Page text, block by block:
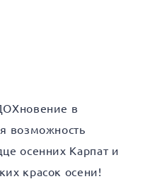
в
возможность
осенних Карпат и
красок осени!